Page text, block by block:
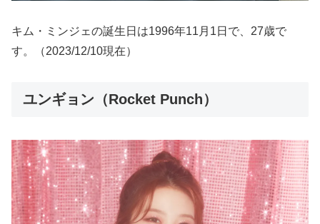
キム・ミンジェの誕生日は1996年11月1日で、27歳で
す。（2023/12/10現在）
ユンギョン（Rocket Punch）